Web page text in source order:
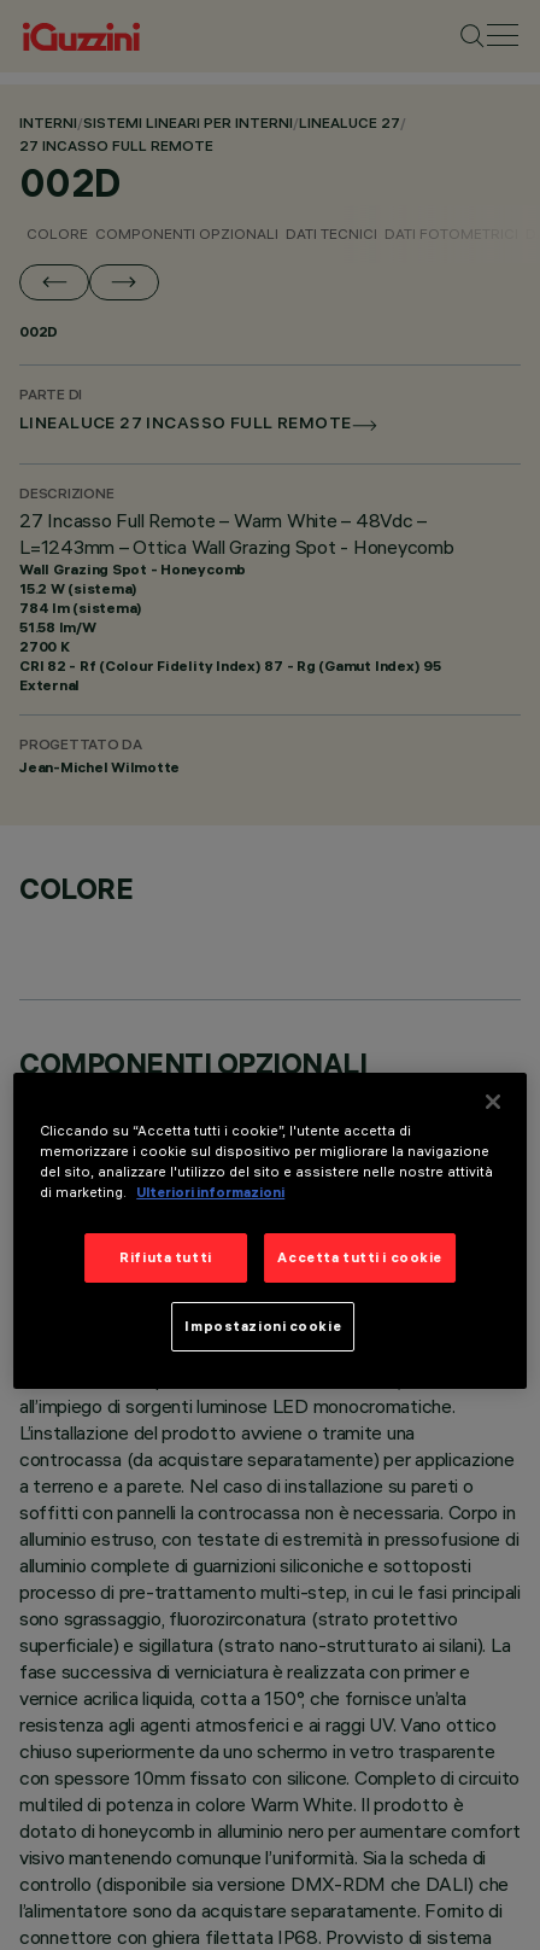
INTERNI/SISTEMI LINEARI PER INTERNI/LINEALUCE 27/
27 INCASSO FULL REMOTE
002D
COLORE COMPONENTI OPZIONALI DATI TECNICI DATI FOTOMETRICI
002D
PARTE DI
LINEALUCE 27 INCASSO FULL REMOTE
DESCRIZIONE
27 Incasso Full Remote – Warm White – 48Vdc –
L=1243mm – Ottica Wall Grazing Spot - Honeycomb
Wall Grazing Spot - Honeycomb
15.2 W (sistema)
784 lm (sistema)
51.58 lm/W
2700 K
CRI 82 - Rf (Colour Fidelity Index) 87 - Rg (Gamut Index) 95
External
PROGETTATO DA
Jean-Michel Wilmotte
COLORE
COMPONENTI OPZIONALI
DATI TECNICI
all’impiego di sorgenti luminose LED monocromatiche.
L’installazione del prodotto avviene o tramite una
controcassa (da acquistare separatamente) per applicazione
a terreno e a parete. Nel caso di installazione su pareti o
soffitti con pannelli la controcassa non è necessaria. Corpo in
alluminio estruso, con testate di estremità in pressofusione di
alluminio complete di guarnizioni siliconiche e sottoposti
processo di pre-trattamento multi-step, in cui le fasi principali
sono sgrassaggio, fluorozirconatura (strato protettivo
superficiale) e sigillatura (strato nano-strutturato ai silani). La
fase successiva di verniciatura è realizzata con primer e
vernice acrilica liquida, cotta a 150°, che fornisce un’alta
resistenza agli agenti atmosferici e ai raggi UV. Vano ottico
chiuso superiormente da uno schermo in vetro trasparente
con spessore 10mm fissato con silicone. Completo di circuito
multiled di potenza in colore Warm White. Il prodotto è
dotato di honeycomb in alluminio nero per aumentare comfort
visivo mantenendo comunque l’uniformità. Sia la scheda di
controllo (disponibile sia versione DMX-RDM che DALI) che
l’alimentatore sono da acquistare separatamente. Fornito di
connettore con ghiera filettata IP68. Provvisto di sistema
Cliccando su “Accetta tutti i cookie”, l'utente accetta di
memorizzare i cookie sul dispositivo per migliorare la navigazione
del sito, analizzare l'utilizzo del sito e assistere nelle nostre attività
di marketing.
Ulteriori informazioni
Rifiuta tutti Accetta tutti i cookie
Impostazioni cookie